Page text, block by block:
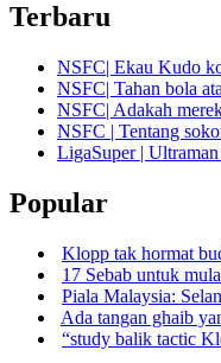
Terbaru
NSFC| Ekau Kudo
NSFC| Tahan bola
NSFC| Adakah
NSFC | Tentang
LigaSuper |
Popular
Klopp tak hormat
17 Sebab untuk
Piala Malaysia:
Ada tangan ghaib
“study balik tactic